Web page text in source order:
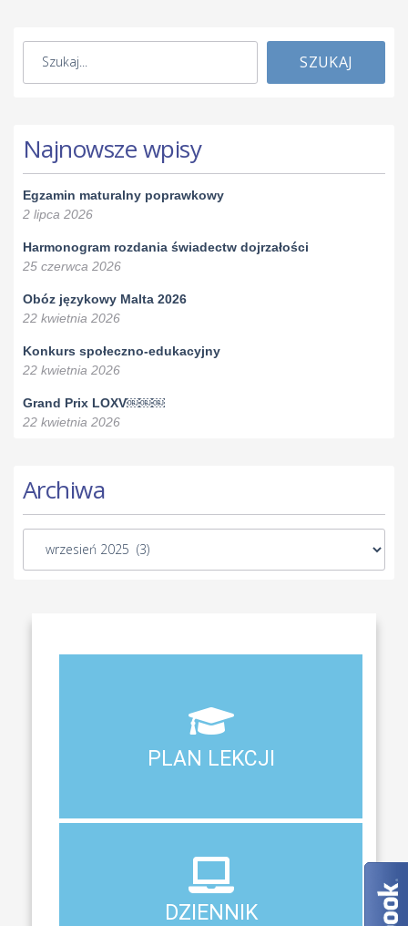
SZUKAJ
Najnowsze wpisy
Egzamin maturalny poprawkowy
2 lipca 2026
Harmonogram rozdania świadectw dojrzałości
25 czerwca 2026
Obóz językowy Malta 2026
22 kwietnia 2026
Konkurs społeczno-edukacyjny
22 kwietnia 2026
Grand Prix LOXV￼￼￼
22 kwietnia 2026
Archiwa
PLAN LEKCJI
PLAN LEKCJI
DZIENNIK
DZIENNIK
ELEKTRONICZNY
System zewnętrzny do śledzenia postępów w nauce